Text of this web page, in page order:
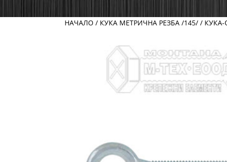
НАЧАЛО / КУКА МЕТРИЧНА РЕЗБА /145/ /